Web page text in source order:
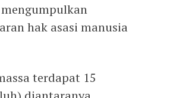
hak asasi manusia
terdapat 15